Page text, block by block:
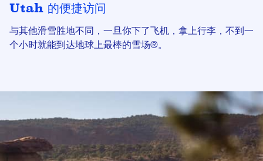
Utah 的便捷访问
与其他滑雪胜地不同，一旦你下了飞机，拿上行李，不到一
个小时就能到达地球上最棒的雪场®。